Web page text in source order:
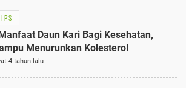
Daun Kari Bagi Kesehatan,
Menurunkan Kolesterol
4 tahun lalu